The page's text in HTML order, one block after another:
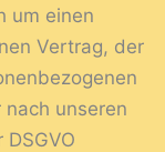
um einen
Vertrag, der
unseren